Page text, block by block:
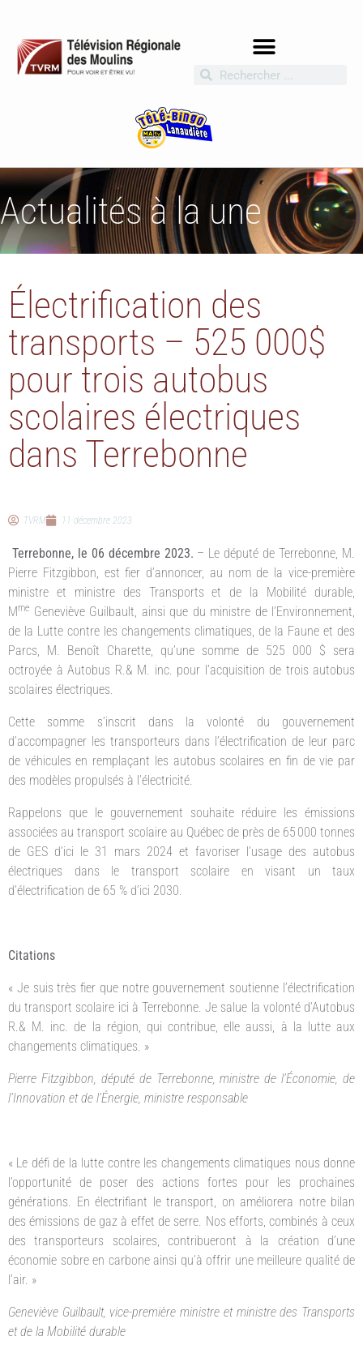
Actualités à la une
Électrification des
transports – 525 000$
pour trois autobus
scolaires électriques
dans Terrebonne
TVRM 11 décembre 2023
Terrebonne, le 06 décembre 2023. – Le député de Terrebonne, M.
Pierre Fitzgibbon, est fier d’annoncer, au nom de la vice-première
ministre et ministre des Transports et de la Mobilité durable,
Mme Geneviève Guilbault, ainsi que du ministre de l’Environnement,
de la Lutte contre les changements climatiques, de la Faune et des
Parcs, M. Benoît Charette, qu’une somme de 525 000 $ sera
octroyée à Autobus R.& M. inc. pour l’acquisition de trois autobus
scolaires électriques.
Cette somme s’inscrit dans la volonté du gouvernement
d’accompagner les transporteurs dans l’électrification de leur parc
de véhicules en remplaçant les autobus scolaires en fin de vie par
des modèles propulsés à l’électricité.
Rappelons que le gouvernement souhaite réduire les émissions
associées au transport scolaire au Québec de près de 65 000 tonnes
de GES d’ici le 31 mars 2024 et favoriser l’usage des autobus
électriques dans le transport scolaire en visant un taux
d’électrification de 65 % d’ici 2030.
Citations
« Je suis très fier que notre gouvernement soutienne l’électrification
du transport scolaire ici à Terrebonne. Je salue la volonté d’Autobus
R.& M. inc. de la région, qui contribue, elle aussi, à la lutte aux
changements climatiques. »
Pierre Fitzgibbon, député de Terrebonne, ministre de l’Économie, de
l’Innovation et de l’Énergie, ministre responsable
« Le défi de la lutte contre les changements climatiques nous donne
l’opportunité de poser des actions fortes pour les prochaines
générations. En électrifiant le transport, on améliorera notre bilan
des émissions de gaz à effet de serre. Nos efforts, combinés à ceux
des transporteurs scolaires, contribueront à la création d’une
économie sobre en carbone ainsi qu’à offrir une meilleure qualité de
l’air. »
Geneviève Guilbault, vice-première ministre et ministre des Transports
et de la Mobilité durable